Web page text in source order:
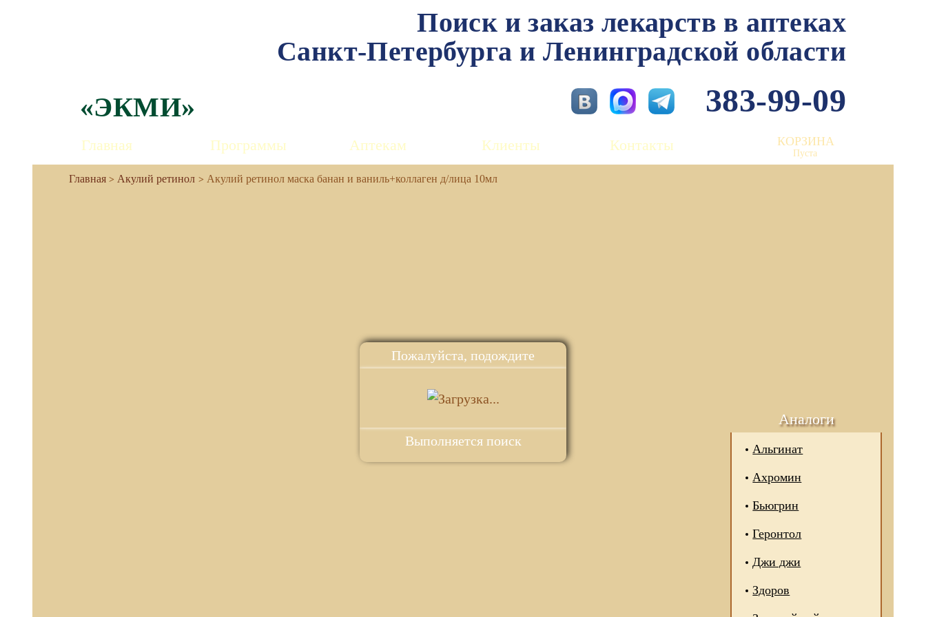
Пожалуйста, подождите
Выполняется поиск
Поиск и заказ лекарств в аптеках
Санкт-Петербурга и Ленинградской области
383-99-09
«ЭКМИ»
Главная Программы Аптекам Клиенты Контакты КОРЗИНА
Пуста
Акулий ретинол Акулий ретинол маска банан и ваниль+коллаген д/лица 10мл
Аналоги
Альгинат
Ахромин
Бьюгрин
Геронтол
Джи джи
Здоров